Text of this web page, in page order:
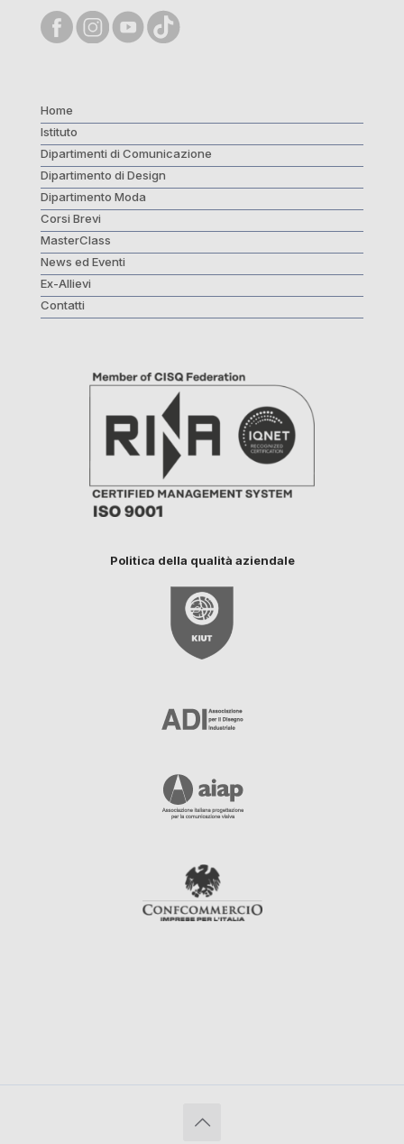
Home
Istituto
Dipartimenti di Comunicazione
Dipartimento di Design
Dipartimento Moda
Corsi Brevi
MasterClass
News ed Eventi
Ex-Allievi
Contatti
Politica della qualità aziendale